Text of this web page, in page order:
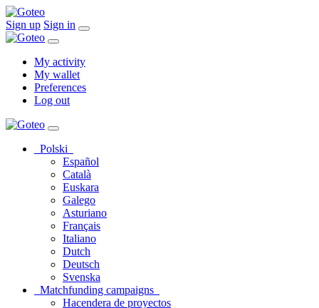
Sign up Sign in
My activity
My wallet
Preferences
Log out
Polski
Español
Català
Euskara
Galego
Asturiano
Français
Italiano
Dutch
Deutsch
Svenska
Matchfunding campaigns
Hacendera de proyectos